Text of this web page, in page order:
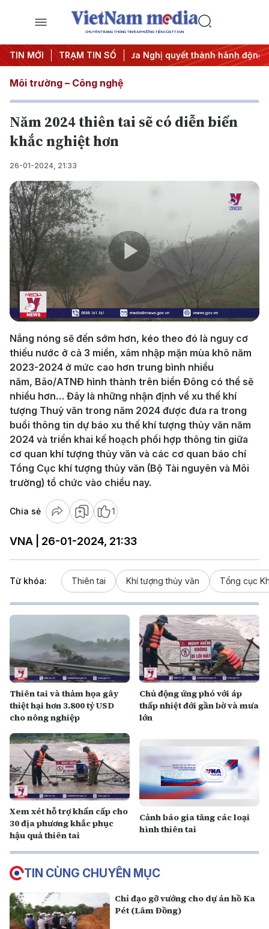
CHUYÊN TRANG THÔNG TIN ĐA PHƯƠNG TIỆN CỦA TTXVN
TIN MỚI TRẠM TIN SỐ
#APEC 2027 #Đưa Nghị quyết thành hành động #Chiến
Môi trường – Công nghệ
Năm 2024 thiên tai sẽ có diễn biến
khắc nghiệt hơn
26-01-2024, 21:33
Play
Video
Nắng nóng sẽ đến sớm hơn, kéo theo đó là nguy cơ
thiếu nước ở cả 3 miền, xâm nhập mặn mùa khô năm
2023-2024 ở mức cao hơn trung bình nhiều
năm, Bão/ATNĐ hình thành trên biển Đông có thể sẽ
nhiều hơn… Đây là những nhận định về xu thế khí
tượng Thuỷ văn trong năm 2024 được đưa ra trong
buổi thông tin dự báo xu thế khí tượng thủy văn năm
2024 và triển khai kế hoạch phối hợp thông tin giữa
cơ quan khí tượng thủy văn và các cơ quan báo chí
Tổng Cục khí tượng thủy văn (Bộ Tài nguyên và Môi
trường) tổ chức vào chiều nay.
Chia sẻ 1
VNA | 26-01-2024, 21:33
Từ khóa: Thiên tai Khí tượng thủy văn Tổng cục
Thiên tai và thảm họa gây
thiệt hại hơn 3.800 tỷ USD
cho nông nghiệp
Chủ động ứng phó với áp
thấp nhiệt đới gần bờ và mưa
lớn
Xem xét hỗ trợ khẩn cấp cho
30 địa phương khắc phục
hậu quả thiên tai
Cảnh báo gia tăng các loại
hình thiên tai
TIN CÙNG CHUYÊN MỤC
Chỉ đạo gỡ vướng cho dự án hồ Ka
Pét (Lâm Đồng)